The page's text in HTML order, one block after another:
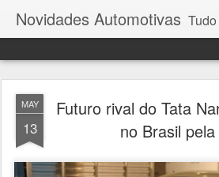
Novidades Automotivas Tudo
MAY
13
Futuro rival do Tata
no Brasil